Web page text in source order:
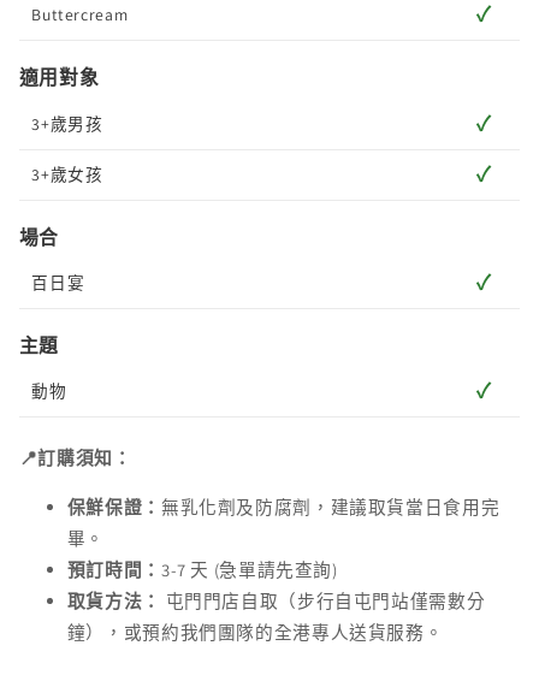
Buttercream ✓
適用對象
3+歲男孩 ✓
3+歲女孩 ✓
場合
百日宴 ✓
主題
動物 ✓
📍訂購須知：
保鮮保證： 無乳化劑及防腐劑，建議取貨當日食用完
畢。
預訂時間： 3-7 天 (急單請先查詢)
取貨方法：
屯門門店自取（步行自屯門站僅需數分
鐘），或預約我們團隊的全港專人送貨服務。